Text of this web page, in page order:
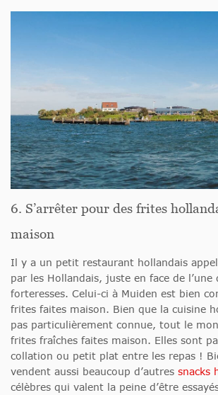
6. S’arrêter pour des frites
maison
Il y a un petit restaurant hollandais
par les Hollandais, juste en face de l’une
forteresses. Celui-ci à Muiden est bien
frites faites maison. Bien que la cuisine
pas particulièrement connue, tout le
frites fraîches faites maison. Elles sont
collation ou petit plat entre les repas !
vendent aussi beaucoup d’autres snacks
célèbres qui valent la peine d’être